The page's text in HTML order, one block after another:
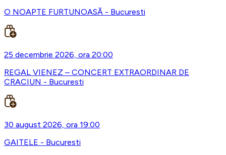
O NOAPTE FURTUNOASĂ - Bucuresti
25 decembrie 2026, ora 20:00
REGAL VIENEZ – CONCERT EXTRAORDINAR DE
CRACIUN - Bucuresti
30 august 2026, ora 19:00
GAITELE - Bucuresti